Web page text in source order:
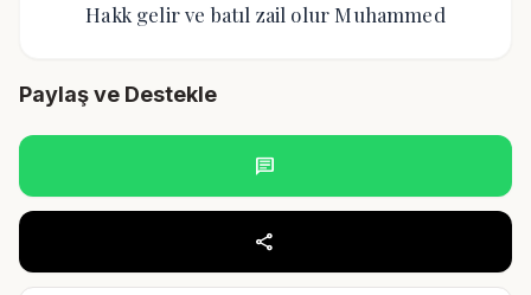
Hakk gelir ve batıl zail olur Muhammed
Paylaş ve Destekle
chat
share